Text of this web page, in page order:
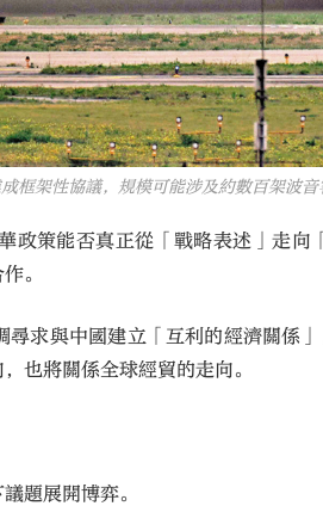
架性協議，規模可能涉及約數百架波音
政策能否真正從「戰略表述」走
。
求與中國建立「互利的經濟關係
也將關係全球經貿的走向。
題展開博弈。